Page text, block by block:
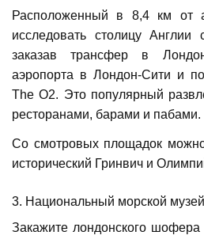
Расположенный в 8,4 км от
исследовать столицу Англии
заказав трансфер в
аэропорта в Лондон-Сити и
The O2. Это популярный
ресторанами, барами и пабами.
Со смотровых площадок
исторический Гринвич и
3. Национальный морской
Закажите лондонского шофера